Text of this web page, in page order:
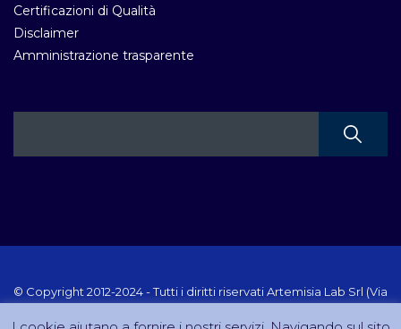
Certificazioni di Qualità
Disclaimer
Amministrazione trasparente
© Copyright 2012-2024 - Tutti i diritti riservati Artemisia Lab Srl (Via